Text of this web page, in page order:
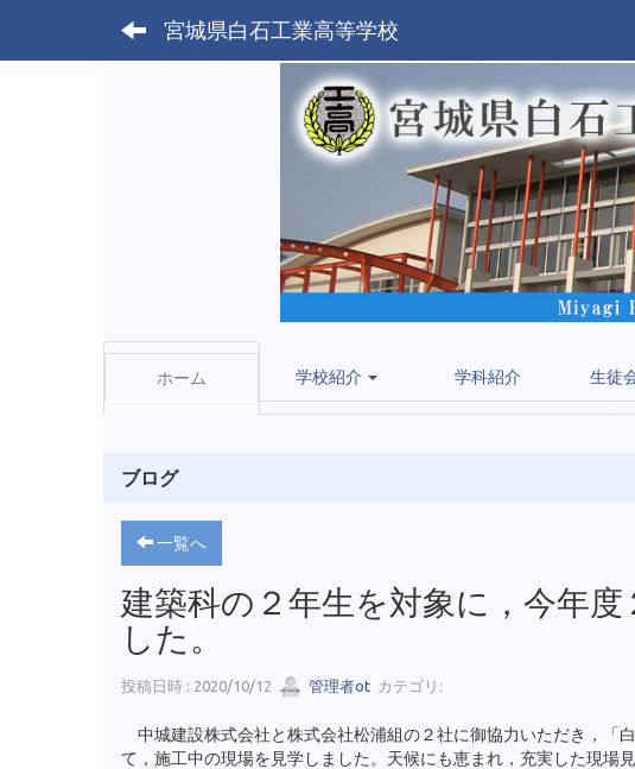
宮城県白石工業高等学校
ホーム 学校紹介 学科紹介 生徒
ブログ
一覧へ
建築科の２年生を対象に，今年
した。
投稿日時 : 2020/10/12 管理者ot カテゴリ:
中城建設株式会社と株式会社松浦組の２社に御協力いただき，「
て，施工中の現場を見学しました。天候にも恵まれ，充実した現場見